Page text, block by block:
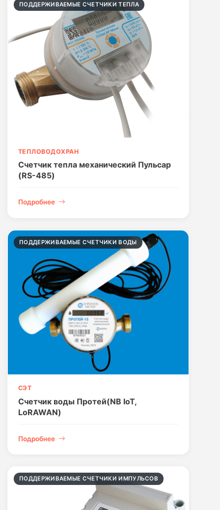
ПОДДЕРЖИВАЕМЫЕ СЧЕТЧИКИ ТЕПЛА
ТЕПЛОВОДОХРАН
Счетчик тепла механический Пульсар
(RS-485)
Подробнее
ПОДДЕРЖИВАЕМЫЕ СЧЕТЧИКИ ВОДЫ
СЭТ
Счетчик воды Протей(NB IoT,
LoRAWAN)
Подробнее
ПОДДЕРЖИВАЕМЫЕ СЧЕТЧИКИ ИМПУЛЬСОВ